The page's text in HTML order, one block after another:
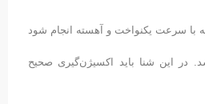
با سرعت یکنواخت و آهسته انجام شود
در این شنا باید اکسیژن‌گیری صحیح